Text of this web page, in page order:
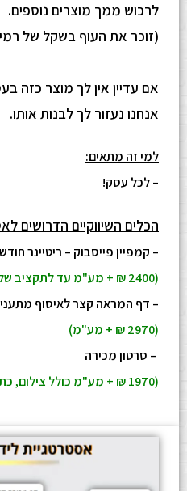
לרכוש ממך מוצרים נוספים.
(זוכר את העוף בשקל של רמי
אם עדיין אין לך מוצר כזה
אנחנו נעזור לך לבנות אותו.
למי זה מתאים:
– לכל עסק!
הכלים השיווקיים הדרושים
– קמפיין פייסבוק – ריטיינר
(2400 ₪ + מע"מ עד לתקציב של 10 אלף בחודש)
– דף המראה קצר לאיסוף
(2970 ₪ + מע"מ)
– סרטון מכירה
(1970 ₪ + מע"מ כולל צילום, כתיבה ועריכה)